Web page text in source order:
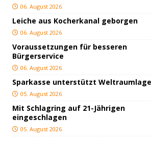
06. August 2026
Leiche aus Kocherkanal geborgen
06. August 2026
Voraussetzungen für besseren
Bürgerservice
06. August 2026
Sparkasse unterstützt
05. August 2026
Mit Schlagring auf 21-Jährigen
eingeschlagen
05. August 2026